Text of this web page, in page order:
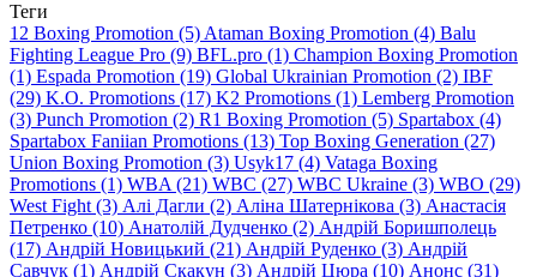
Теги
12 Boxing Promotion (5) Ataman Boxing Promotion (4) Balu
Fighting League Pro (9) BFL.pro (1) Champion Boxing Promotion
(1) Espada Promotion (19) Global Ukrainian Promotion (2) IBF
(29) K.O. Promotions (17) K2 Promotions (1) Lemberg Promotion
(3) Punch Promotion (2) R1 Boxing Promotion (5) Spartabox (4)
Spartabox Faniian Promotions (13) Top Boxing Generation (27)
Union Boxing Promotion (3) Usyk17 (4) Vataga Boxing
Promotions (1) WBA (21) WBC (27) WBC Ukraine (3) WBO (29)
West Fight (3) Алi Дагли (2) Алiна Шатернiкова (3) Анастасія
Петренко (10) Анатолій Дудченко (2) Андрій Боришполець
(17) Андрій Новицький (21) Андрій Руденко (3) Андрій
Савчук (1) Андрій Скакун (3) Андрій Цюра (10) Анонс (31)